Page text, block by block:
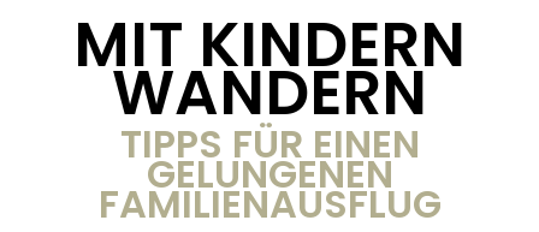
MIT KINDERN
WANDERN
TIPPS FÜR EINEN
GELUNGENEN
FAMILIENAUSFLUG